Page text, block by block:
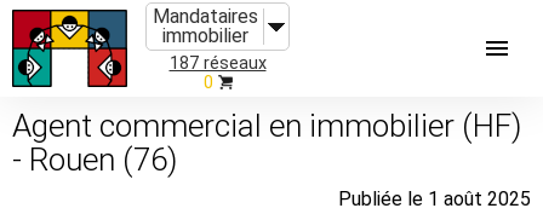
Mandataires
immobilier
187 réseaux
0
Agent commercial en immobilier (HF)
- Rouen (76)
Publiée le 1 août 2025